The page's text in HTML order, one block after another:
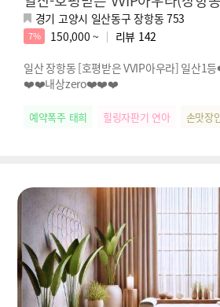
경기 고양시 일산동구 장항동 753
7% 150,000 ~ 리뷰 142
일산 장항동 [호평받은 VVIP아우라] 일
❤️❤️내상zero❤️❤️❤️
예약폭주 태희 힐링자판기 연아 손맛장